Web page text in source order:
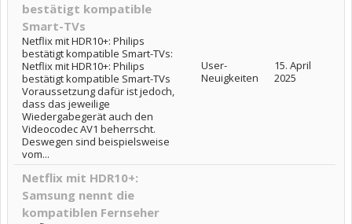
bestätigt kompatible
Smart-TVs
Netflix mit HDR10+: Philips
bestätigt kompatible Smart-TVs:
Netflix mit HDR10+: Philips
bestätigt kompatible Smart-TVs
Voraussetzung dafür ist jedoch,
dass das jeweilige
Wiedergabegerät auch den
Videocodec AV1 beherrscht.
Deswegen sind beispielsweise
vom...
User-
Neuigkeiten
15. April
2025
Netflix mit HDR10+:
Samsung nennt die
kompatiblen Fernseher